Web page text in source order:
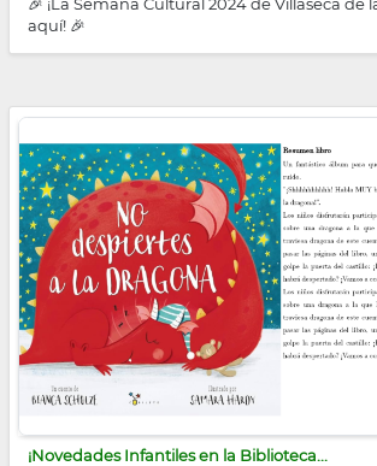
aquí! 🎉
¡Novedades Infantiles en la Biblioteca...